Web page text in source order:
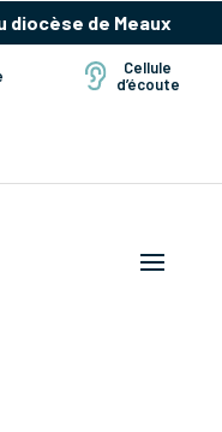
diocèse de Meaux
Cellule
d’écoute